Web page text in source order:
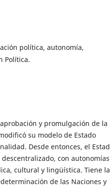
política, autonomía,
Política.
y promulgación de la
su modelo de Estado
Desde entonces, el
con
cultural y lingüística. Tiene la
de las Naciones y